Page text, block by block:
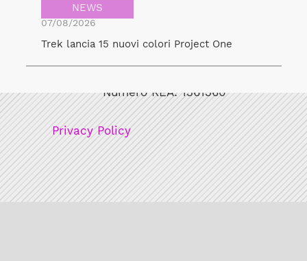
NEWS
07/08/2026
Trek lancia 15 nuovi colori Project One
Numero REA: 1361360
Privacy Policy